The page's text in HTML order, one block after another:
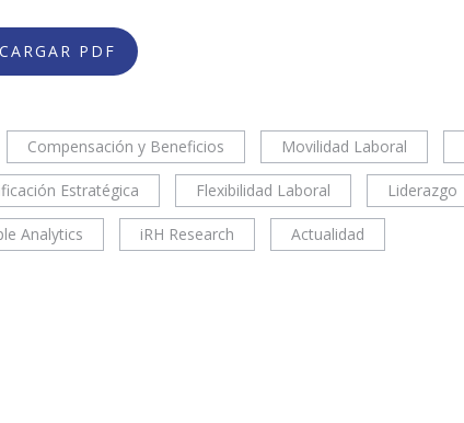
PDF
Compensación y Beneficios Movilidad Laboral
Estratégica Flexibilidad Laboral Liderazgo
Analytics iRH Research Actualidad